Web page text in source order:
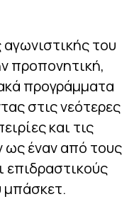
του
προπονητική,
προγράμματα
στις νεότερες
και τις
ως έναν από τους
επιδραστικούς
μπάσκετ.